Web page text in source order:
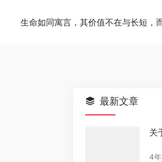
on line113
生命如同寓言，其价值不在与长短，
最新文章
关
4